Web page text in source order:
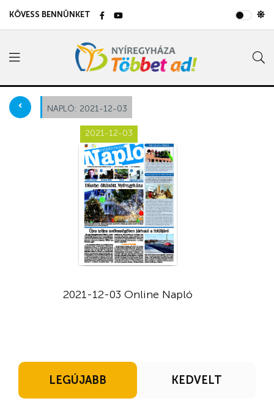
KÖVESS BENNÜNKET
NAPLÓ: 2021-12-03
2021-12-03
2021-12-03 Online Napló
LEGÚJABB KEDVELT